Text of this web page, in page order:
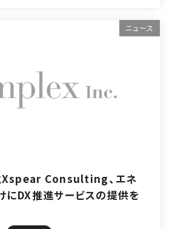
ニュース
Xspear Consulting、エネ
にDX推進サービスの提供を